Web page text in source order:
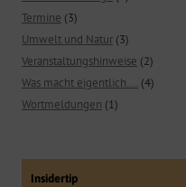
Termine (3)
Umwelt und Natur (3)
Veranstaltungshinweise (2)
Was macht eigentlich…. (4)
Wortmeldungen (1)
Insidertip